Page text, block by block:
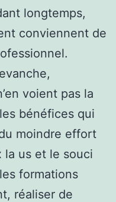
longtemps,
conviennent de
voient pas la
bénéfices qui
moindre effort
la us et le souci
formations
réaliser de